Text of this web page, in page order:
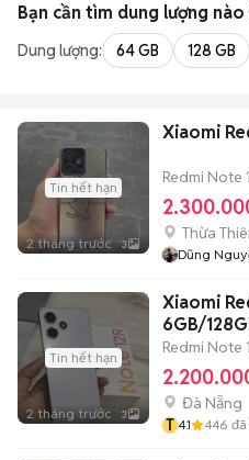
Bạn cần tìm dung lượng nào
Dung lượng: 64 GB 128 GB
Tin hết hạn
2 tháng trước 3
Xiaomi
Redmi Note
Thừa
Dũng
Tin hết hạn
2 tháng trước 3
Xiaomi
6GB/
Redmi Note
Đà Nẵng
T 4.1 446 đã